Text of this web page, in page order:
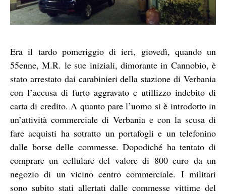
Era il tardo pomeriggio di ieri, giovedì, quando un
55enne, M.R. le sue iniziali, dimorante in Cannobio, è
stato arrestato dai carabinieri della stazione di Verbania
con l’accusa di furto aggravato e utillizzo indebito di
carta di credito. A quanto pare l’uomo si è introdotto in
un’attività commerciale di Verbania e con la scusa di
fare acquisti ha sotratto un portafogli e un telefonino
dalle borse delle commesse. Dopodiché ha tentato di
comprare un cellulare del valore di 800 euro da un
negozio di un vicino centro commerciale. I militari
sono subito stati allertati dalle commesse vittime del